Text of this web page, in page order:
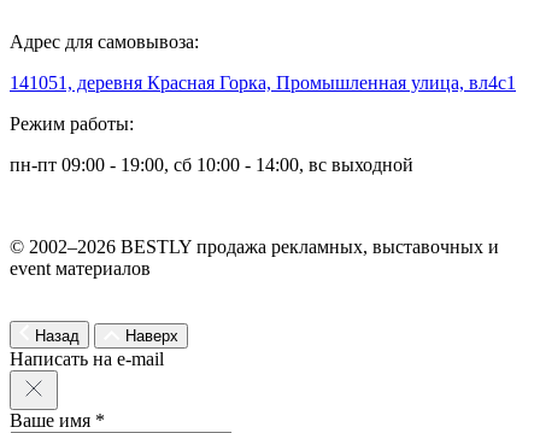
Адрес для самовывоза:
141051, деревня Красная Горка, Промышленная улица, вл4с1
Режим работы:
пн-пт 09:00 - 19:00, сб 10:00 - 14:00, вс выходной
© 2002–2026 BESTLY продажа рекламных, выставочных и
event материалов
Назад Наверх
Написать на e-mail
Ваше имя *